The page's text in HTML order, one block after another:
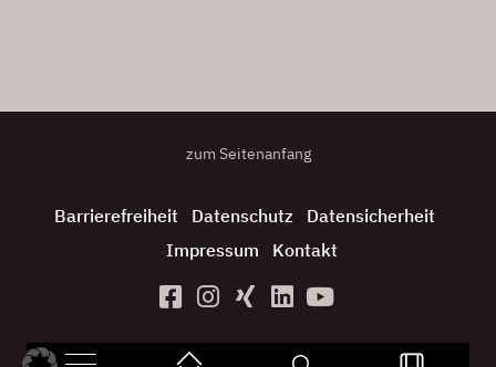
zum Seitenanfang
Barrierefreiheit Datenschutz
Datensicherheit
Impressum
Kontakt